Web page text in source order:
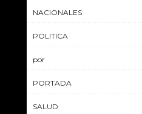
NACIONALES
POLITICA
por
PORTADA
SALUD